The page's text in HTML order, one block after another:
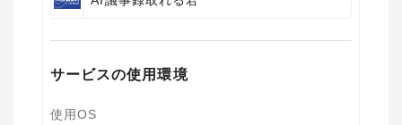
サービスの使用環境
使用OS